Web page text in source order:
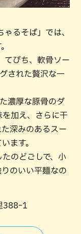
るそば」では、
てびち、軟骨ソー
された贅沢な一
濃厚な豚骨のダ
を加え、さらに干
深みのあるスー
ます。
のどごしで、小
のいい平麺なの
388ｰ1